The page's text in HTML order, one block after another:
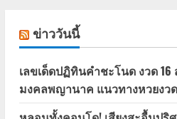
ข่าววันนี้
เลขเด็ดปฏิทินคำชะโนด งวด 16
มงคลพญานาค แนวทางหวยงว